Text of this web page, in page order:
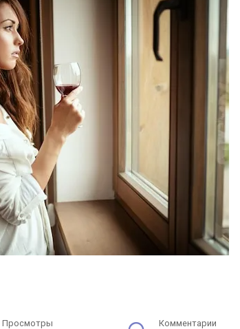
Просмотры Комментарии